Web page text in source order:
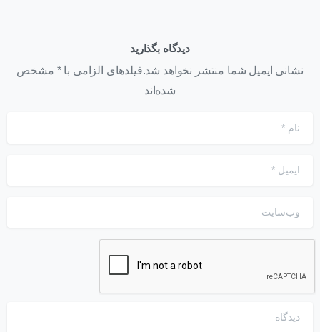
دیدگاه بگذارید
نشانی ایمیل شما منتشر نخواهد شد.فیلدهای الزامی با * مشخص
شده‌اند
*
ایمیل
وب‌سایت
دیدگاه